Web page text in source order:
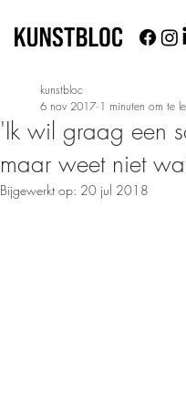
'Ik wil graag een
maar weet niet
kunstbloc
6 nov 2017 1 minuten om te
Bijgewerkt op: 20 jul 2018